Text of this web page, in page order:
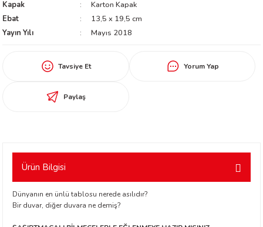
Kapak
Karton Kapak
Ebat
13,5 x 19,5 cm
Yayın Yılı
Mayıs 2018
Tavsiye Et Yorum Yap
Paylaş
Ürün Bilgisi
Dünyanın en ünlü tablosu nerede asılıdır?
Bir duvar, diğer duvara ne demiş?